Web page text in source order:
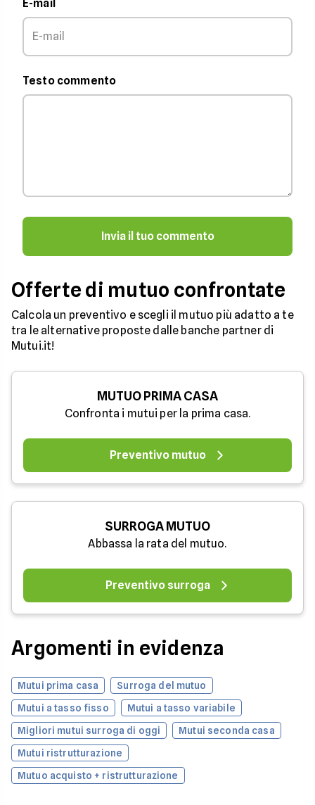
E-mail
Testo commento
Invia il tuo commento
Offerte di mutuo confrontate
Calcola un preventivo e scegli il mutuo più adatto a te
tra le alternative proposte dalle banche partner di
Mutui.it!
MUTUO PRIMA CASA
Confronta i mutui per la prima casa.
Preventivo mutuo
SURROGA MUTUO
Abbassa la rata del mutuo.
Preventivo surroga
Argomenti in evidenza
Mutui prima casa
Surroga del mutuo
Mutui a tasso fisso
Mutui a tasso variabile
Migliori mutui surroga di oggi
Mutui seconda casa
Mutui ristrutturazione
Mutuo acquisto + ristrutturazione